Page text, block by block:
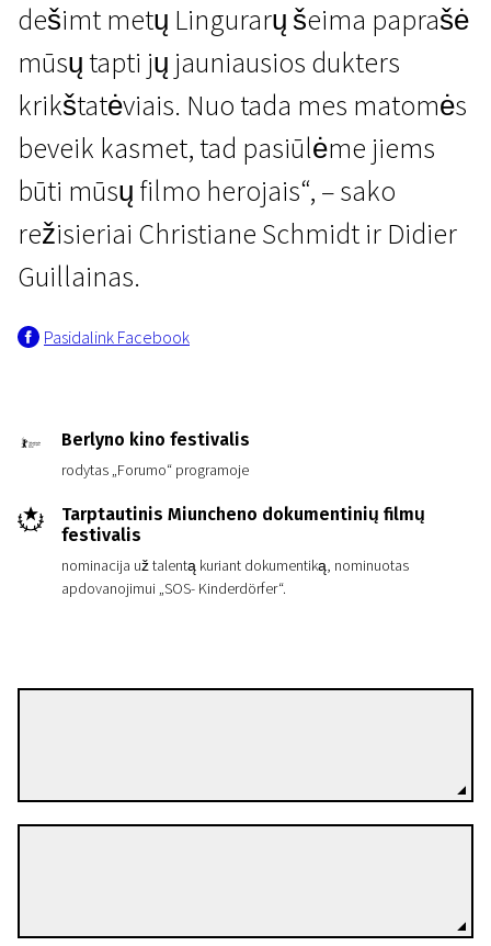
dešimt metų Lingurarų šeima paprašė
mūsų tapti jų jauniausios dukters
krikštatėviais. Nuo tada mes matomės
beveik kasmet, tad pasiūlėme jiems
būti mūsų filmo herojais“, – sako
režisieriai Christiane Schmidt ir Didier
Guillainas.
Pasidalink Facebook
Berlyno kino festivalis
rodytas „Forumo“ programoje
Tarptautinis Miuncheno dokumentinių filmų
festivalis
nominacija už talentą kuriant dokumentiką, nominuotas
apdovanojimui „SOS- Kinderdörfer“.